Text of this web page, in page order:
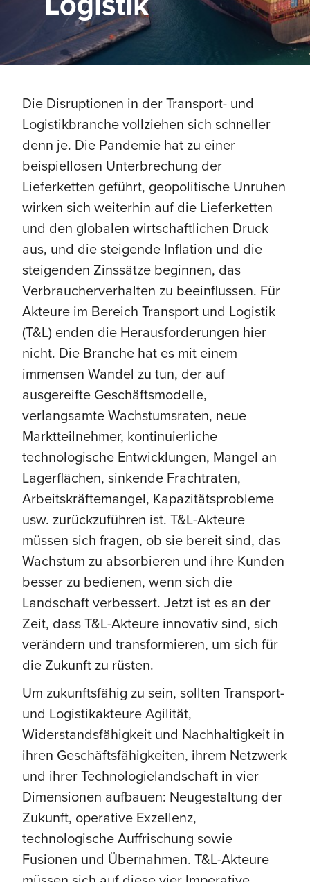
Die Disruptionen in der Transport- und
Logistikbranche vollziehen sich schneller
denn je. Die Pandemie hat zu einer
beispiellosen Unterbrechung der
Lieferketten geführt, geopolitische Unruhen
wirken sich weiterhin auf die Lieferketten
und den globalen wirtschaftlichen Druck
aus, und die steigende Inflation und die
steigenden Zinssätze beginnen, das
Verbraucherverhalten zu beeinflussen. Für
Akteure im Bereich Transport und Logistik
(T&L) enden die Herausforderungen hier
nicht. Die Branche hat es mit einem
immensen Wandel zu tun, der auf
ausgereifte Geschäftsmodelle,
verlangsamte Wachstumsraten, neue
Marktteilnehmer, kontinuierliche
technologische Entwicklungen, Mangel an
Lagerflächen, sinkende Frachtraten,
Arbeitskräftemangel, Kapazitätsprobleme
usw. zurückzuführen ist. T&L-Akteure
müssen sich fragen, ob sie bereit sind, das
Wachstum zu absorbieren und ihre Kunden
besser zu bedienen, wenn sich die
Landschaft verbessert. Jetzt ist es an der
Zeit, dass T&L-Akteure innovativ sind, sich
verändern und transformieren, um sich für
die Zukunft zu rüsten.
Um zukunftsfähig zu sein, sollten Transport-
und Logistikakteure Agilität,
Widerstandsfähigkeit und Nachhaltigkeit in
ihren Geschäftsfähigkeiten, ihrem Netzwerk
und ihrer Technologielandschaft in vier
Dimensionen aufbauen: Neugestaltung der
Zukunft, operative Exzellenz,
technologische Auffrischung sowie
Fusionen und Übernahmen. T&L-Akteure